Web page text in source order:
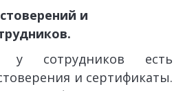
и
у сотрудников есть
и сертификаты.